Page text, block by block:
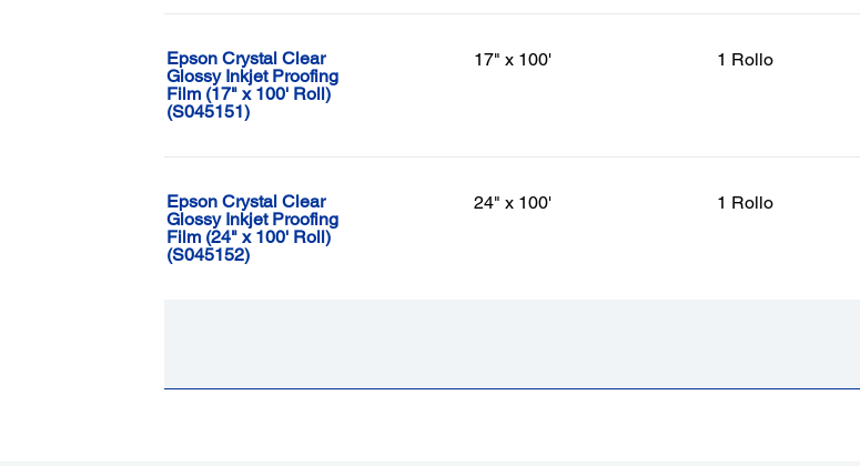
Epson Crystal Clear
Glossy Inkjet Proofing
Film (17" x 100' Roll)
(S045151)
17" x 100' 1 Rollo
Epson Crystal Clear
Glossy Inkjet Proofing
Film (24" x 100' Roll)
(S045152)
24" x 100' 1 Rollo